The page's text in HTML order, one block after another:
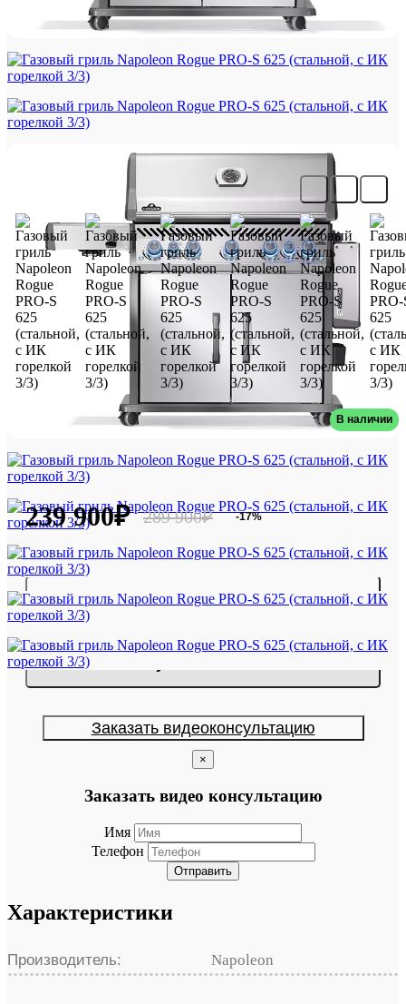
Газовый гриль Napoleon Rogue PRO-
S 625 (стальной, с ИК горелкой 3/3)
Артикул: RPS625RSIBPSS-2-RU В наличии
239 900₽ 289 900₽ -17%
В корзину
Заказать видеоконсультацию
×
Заказать видео консультацию
Имя
Телефон
Отправить
Характеристики
Производитель: Napoleon